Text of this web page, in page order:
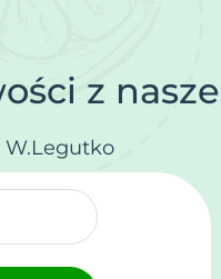
z
W.Legutko